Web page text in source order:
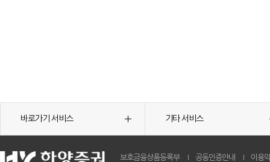
바로가기 서비스 기타 서비스
보호금융상품등록부 공동인증안내 이용